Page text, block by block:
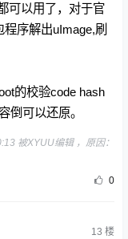
可以用了，对于官
序解出uImage,刷
的校验code hash
倒可以还原。
被XYUU编辑 ，原因：
0
13 楼